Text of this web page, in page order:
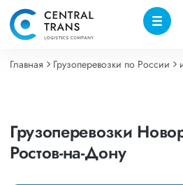
Главная Грузоперевозки по России
Грузоперевозки
Ростов-на-Дону